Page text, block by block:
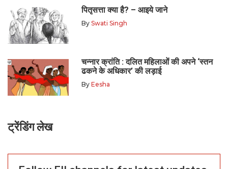
पितृसत्ता क्या है? – आइये जाने
By Swati Singh
चन्नार क्रांति : दलित महिलाओं की अपने ‘स्तन
ढकने के अधिकार’ की लड़ाई
By Eesha
ट्रेंडिंग लेख